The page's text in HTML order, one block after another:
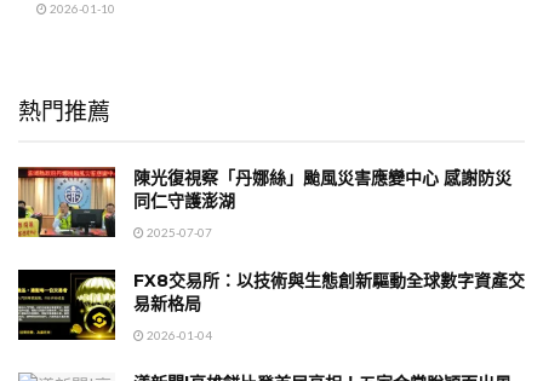
2026-01-10
熱門推薦
陳光復視察「丹娜絲」颱風災害應變中心 感謝防災
同仁守護澎湖
2025-07-07
FX8交易所：以技術與生態創新驅動全球數字資產交
易新格局
2026-01-04